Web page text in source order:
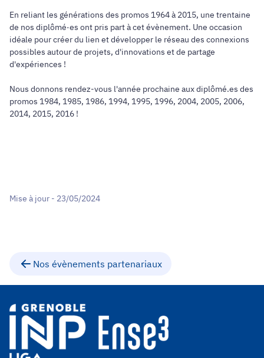
En reliant les générations des promos 1964 à 2015, une trentaine
de nos diplômé·es ont pris part à cet évènement. Une occasion
idéale pour créer du lien et développer le réseau des connexions
possibles autour de projets, d'innovations et de partage
d'expériences !
Nous donnons rendez-vous l'année prochaine aux diplômé.es des
promos 1984, 1985, 1986, 1994, 1995, 1996, 2004, 2005, 2006,
2014, 2015, 2016 !
Mise à jour - 23/05/2024
Nos évènements partenariaux